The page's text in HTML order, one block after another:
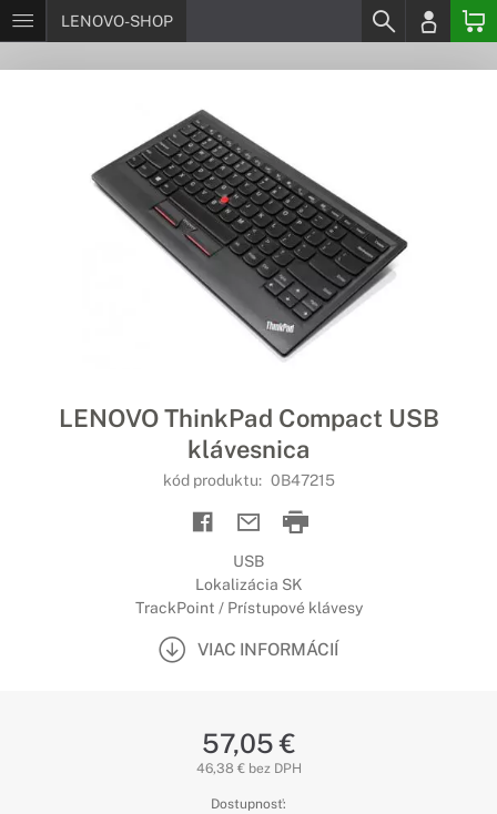
LENOVO-SHOP
LENOVO ThinkPad Compact USB
klávesnica
kód produktu: 0B47215
USB
Lokalizácia SK
TrackPoint / Prístupové klávesy
VIAC INFORMÁCIÍ
57,05 €
46,38 € bez DPH
Dostupnosť: